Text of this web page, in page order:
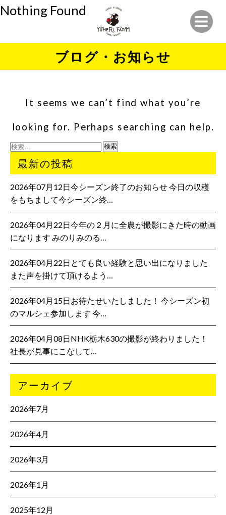
ブログ・お知らせ
Nothing Found
It seems we can’t find what you’re
looking for. Perhaps searching can help.
検
索:最新の投稿
2026年07月12日今シーズン終了のお知らせ 今日の収穫
をもちまして今シーズン終…
2026年04月22日今年の２月に全農が撮影にきた時の動画
になります みのりみのる…
2026年04月22日とても良い経験と思い出になりました
また声を掛けて頂けるよう…
2026年04月15日お待たせいたしました！ 今シーズン初
のマルシェ参加します 今…
2026年04月08日NHK栃木630の撮影が終わりました！
社長が見事にこなして…
アーカイブ
2026年7月
2026年4月
2026年3月
2026年1月
2025年12月